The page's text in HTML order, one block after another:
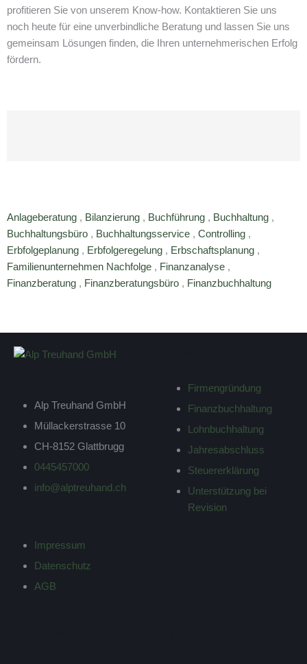
profitieren Sie von unserem Know-how. Kontaktieren Sie uns
noch heute für eine unverbindliche Beratung und lassen Sie uns
gemeinsam Lösungen finden, die Ihren unternehmerischen Erfolg
fördern.
Anlageberatung , Bilanzierung , Buchführung , Buchhaltung ,
Buchhaltungsbüro , Buchhaltungsservice , Controlling ,
Erbfolgeplanung , Erbfolgeregelung , Erbschaftsplanung ,
Familienunternehmen Nachfolge , Finanzanalyse ,
Finanzberatung , Finanzberatungsbüro , Finanzbuchhaltung
Alp Treuhand GmbH
Müllackerstrasse 10
CH-8152 Glattbrugg
0445457000
info@alptreuhand.ch
Impressum
Datenschutz
AGB
Firmengründung
Finanzbuchhaltung
Lohnbuchhaltung
Jahresabschluss
Steuererklärung
Unterstützung bei
Revision